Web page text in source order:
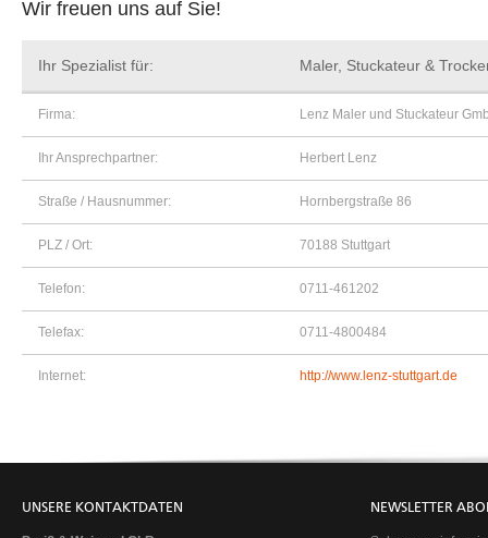
Wir freuen uns auf Sie!
Ihr Spezialist für: Maler, Stuckateur &
Firma: Lenz Maler und Stuckateur
Ihr Ansprechpartner: Herbert Lenz
Straße / Hausnummer: Hornbergstraße 86
PLZ / Ort: 70188 Stuttgart
Telefon: 0711-461202
Telefax: 0711-4800484
Internet: http://www.lenz-stuttgart.de
UNSERE KONTAKTDATEN NEWSLETTER